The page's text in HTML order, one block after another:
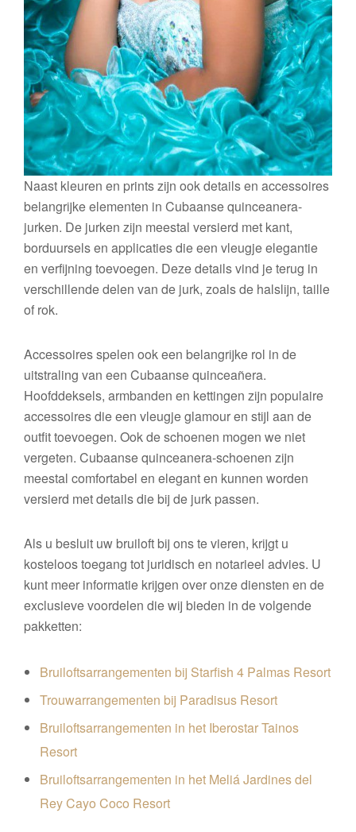
Naast kleuren en prints zijn ook details en accessoires
belangrijke elementen in Cubaanse quinceanera-
jurken. De jurken zijn meestal versierd met kant,
borduursels en applicaties die een vleugje elegantie
en verfijning toevoegen. Deze details vind je terug in
verschillende delen van de jurk, zoals de halslijn, taille
of rok.
Accessoires spelen ook een belangrijke rol in de
uitstraling van een Cubaanse quinceañera.
Hoofddeksels, armbanden en kettingen zijn populaire
accessoires die een vleugje glamour en stijl aan de
outfit toevoegen. Ook de schoenen mogen we niet
vergeten. Cubaanse quinceanera-schoenen zijn
meestal comfortabel en elegant en kunnen worden
versierd met details die bij de jurk passen.
Als u besluit uw bruiloft bij ons te vieren, krijgt u
kosteloos toegang tot juridisch en notarieel advies. U
kunt meer informatie krijgen over onze diensten en de
exclusieve voordelen die wij bieden in de volgende
pakketten:
Bruiloftsarrangementen bij Starfish 4 Palmas Resort
Trouwarrangementen bij Paradisus Resort
Bruiloftsarrangementen in het Iberostar Tainos
Resort
Bruiloftsarrangementen in het Meliá Jardines del
Rey Cayo Coco Resort